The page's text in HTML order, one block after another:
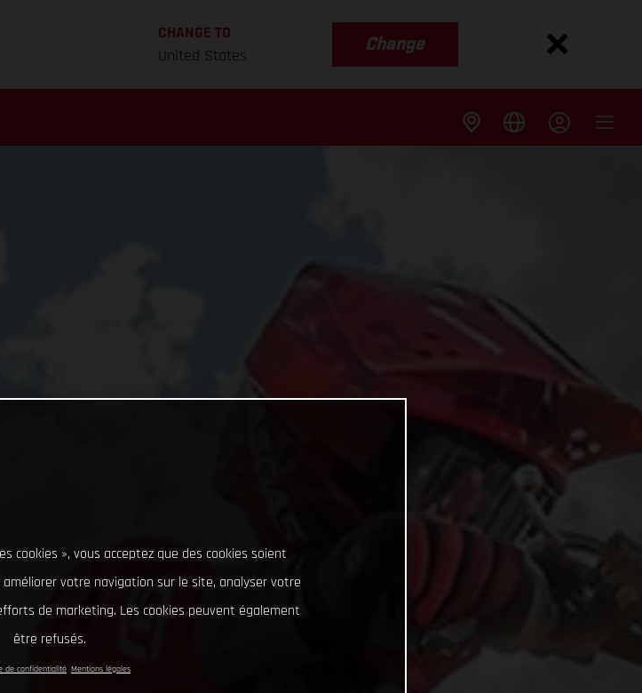
CHANGE TO
United States
Change
cookies », vous acceptez que des cookies soient
votre navigation sur le site, analyser votre
de marketing. Les cookies peuvent également
être refusés.
de confidentialité Mentions légales